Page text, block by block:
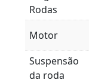
Rodas
Motor
Suspensão
da roda